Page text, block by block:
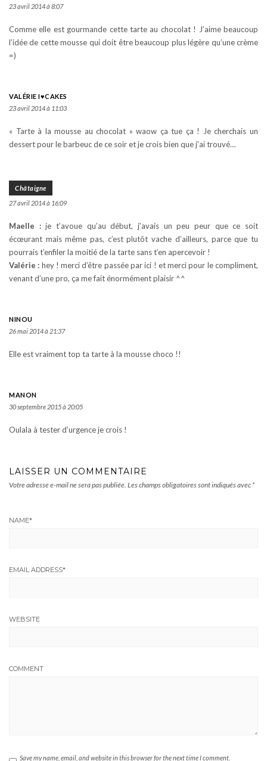
23 avril 2014 à 8:07
Comme elle est gourmande cette tarte au chocolat ! J’aime beaucoup
l’idée de cette mousse qui doit être beaucoup plus légère qu’une crème
=)
VALÉRIE I♥CAKES
23 avril 2014 à 11:03
« Tarte à la mousse au chocolat » waow ça tue ça ! Je cherchais un
dessert pour le barbeuc de ce soir et je crois bien que j’ai trouvé…
Châtaigne
27 avril 2014 à 16:09
Maelle :je t’avoue qu’au début, j’avais un peu peur que ce soit
écœurant mais même pas, c’est plutôt vache d’ailleurs, parce que tu
pourrais t’enfiler la moitié de la tarte sans t’en apercevoir !
Valérie : hey ! merci d’être passée par ici ! et merci pour le compliment,
venant d’une pro, ça me fait énormément plaisir ^^
NINOU
26 mai 2014 à 21:37
Elle est vraiment top ta tarte à la mousse choco !!
MANON
30 septembre 2015 à 20:05
Oulala à tester d’urgence je crois !
LAISSER UN COMMENTAIRE
Votre adresse e-mail ne sera pas publiée. Les champs obligatoires sont indiqués avec *
NAME*
EMAIL ADDRESS*
WEBSITE
COMMENT
Save my name, email, and website in this browser for the next time I comment.